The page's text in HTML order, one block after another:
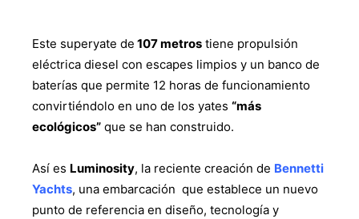
Este superyate de 107 metros tiene propulsión
eléctrica diesel con escapes limpios y un banco de
baterías que permite 12 horas de funcionamiento
convirtiéndolo en uno de los yates “más
ecológicos” que se han construido.
Así es Luminosity, la reciente creación de Bennetti
Yachts, una embarcación que establece un nuevo
punto de referencia en diseño, tecnología y